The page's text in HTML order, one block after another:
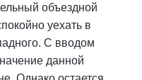
объездной
уехать в
С вводом
данной